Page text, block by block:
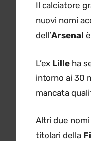
Il calciatore
nuovi nomi
dell’Arsenal
L’ex Lille ha
intorno ai 30
mancata
Altri due
titolari della